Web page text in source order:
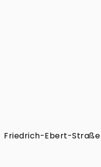
Friedrich-Ebert-Straße